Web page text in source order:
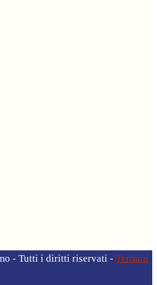
- Tutti i diritti riservati - Termini